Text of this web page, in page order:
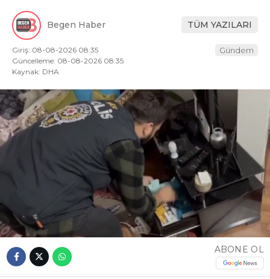
Begen Haber TÜM YAZILARI
Giriş: 08-08-2026 08:35
Güncelleme: 08-08-2026 08:35
Kaynak: DHA
Gündem
ABONE OL